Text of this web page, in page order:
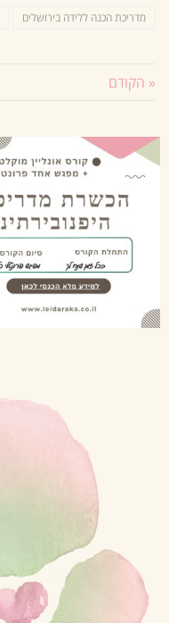
מדריכת הכנה ללידה בירושלים
« הקודם